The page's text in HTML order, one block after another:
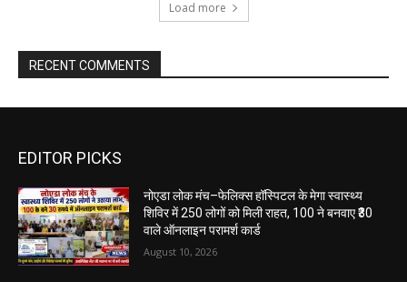
Load more
RECENT COMMENTS
EDITOR PICKS
नोएडा लोक मंच–फेलिक्स हॉस्पिटल के मेगा स्वास्थ्य
शिविर में 250 लोगों को मिली राहत, 100 ने बनवाए ₹30
वाले ऑनलाइन परामर्श कार्ड
August 10, 2026